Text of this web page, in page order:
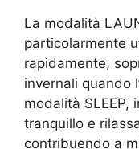
La modalità
particolarmente
rapidamente,
invernali quando
modalità SLEEP,
tranquillo e
contribuendo a